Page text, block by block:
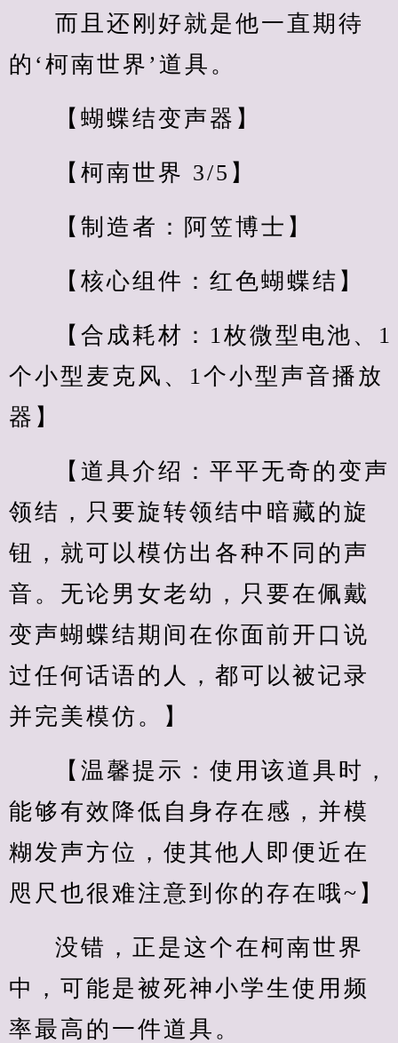
而且还刚好就是他一直期待
的‘柯南世界’道具。
【蝴蝶结变声器】
【柯南世界 3/5】
【制造者：阿笠博士】
【核心组件：红色蝴蝶结】
【合成耗材：1枚微型电池、1
个小型麦克风、1个小型声音播放
器】
【道具介绍：平平无奇的变声
领结，只要旋转领结中暗藏的旋
钮，就可以模仿出各种不同的声
音。无论男女老幼，只要在佩戴
变声蝴蝶结期间在你面前开口说
过任何话语的人，都可以被记录
并完美模仿。】
【温馨提示：使用该道具时，
能够有效降低自身存在感，并模
糊发声方位，使其他人即便近在
咫尺也很难注意到你的存在哦~】
没错，正是这个在柯南世界
中，可能是被死神小学生使用频
率最高的一件道具。